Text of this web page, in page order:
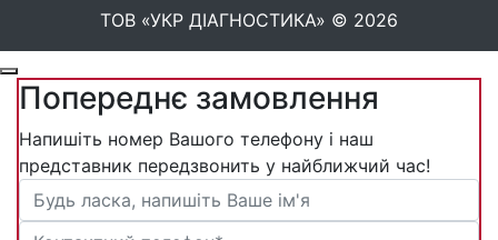
ТОВ «УКР ДІАГНОСТИКА» © 2026
Попереднє замовлення
Напишіть номер Вашого телефону і наш
представник передзвонить у найближчий час!